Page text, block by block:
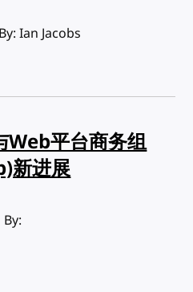
By: Ian Jacobs
Web平台商务组
新进展
By: